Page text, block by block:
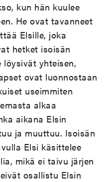
kun hän kuulee
He ovat tavanneet
Elsille, joka
hetket isoisän
löysivät yhteisen,
ovat luonnostaan
useimmiten
alkaa
aikana Elsin
ja muuttuu. Isoisän
Elsi käsittelee
mikä ei taivu järjen
osallistu Elsin